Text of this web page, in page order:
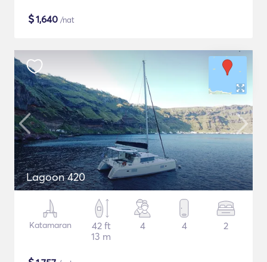
$1,640 /nat
Lagoon 420
Katamaran
42 ft
13 m
4 4 2